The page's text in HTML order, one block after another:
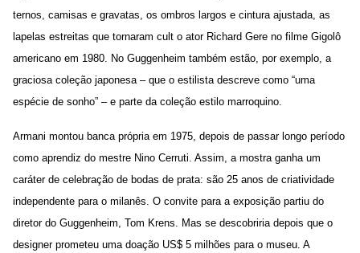
ternos, camisas e gravatas, os ombros largos e cintura ajustada, as
lapelas estreitas que tornaram cult o ator Richard Gere no filme Gigolô
americano em 1980. No Guggenheim também estão, por exemplo, a
graciosa coleção japonesa – que o estilista descreve como “uma
espécie de sonho” – e parte da coleção estilo marroquino.
Armani montou banca própria em 1975, depois de passar longo período
como aprendiz do mestre Nino Cerruti. Assim, a mostra ganha um
caráter de celebração de bodas de prata: são 25 anos de criatividade
independente para o milanês. O convite para a exposição partiu do
diretor do Guggenheim, Tom Krens. Mas se descobriria depois que o
designer prometeu uma doação US$ 5 milhões para o museu. A